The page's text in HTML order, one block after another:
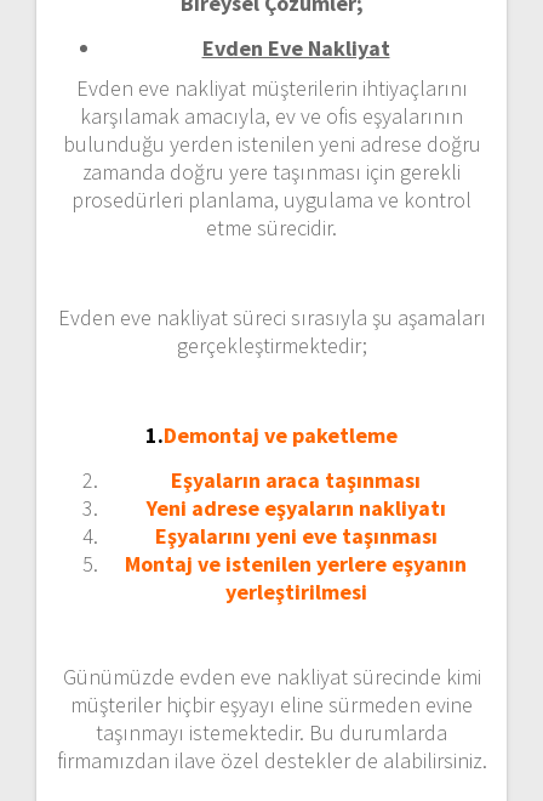
Evden Eve Nakliyat
Evden eve nakliyat müşterilerin ihtiyaçlarını
karşılamak amacıyla, ev ve ofis eşyalarının
bulunduğu yerden istenilen yeni adrese doğru
zamanda doğru yere taşınması için gerekli
prosedürleri planlama, uygulama ve kontrol
etme sürecidir.
Evden eve nakliyat süreci sırasıyla şu aşamaları
gerçekleştirmektedir;
1.Demontaj ve paketleme
Eşyaların araca taşınması
Yeni adrese eşyaların nakliyatı
Eşyalarını yeni eve taşınması
Montaj ve istenilen yerlere eşyanın
yerleştirilmesi
Günümüzde evden eve nakliyat sürecinde kimi
müşteriler hiçbir eşyayı eline sürmeden evine
taşınmayı istemektedir. Bu durumlarda
firmamızdan ilave özel destekler de alabilirsiniz.